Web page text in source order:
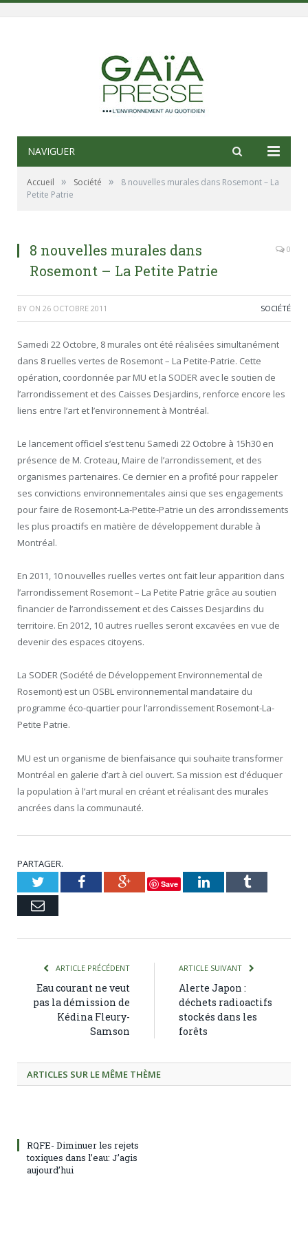
NAVIGUER
Accueil » Société »
8 nouvelles murales dans Rosemont – La
Petite Patrie
8 nouvelles murales dans
Rosemont – La Petite Patrie
0
BY ON 26 OCTOBRE 2011 SOCIÉTÉ
Samedi 22 Octobre, 8 murales ont été réalisées simultanément
dans 8 ruelles vertes de Rosemont – La Petite-Patrie. Cette
opération, coordonnée par MU et la SODER avec le soutien de
l’arrondissement et des Caisses Desjardins, renforce encore les
liens entre l’art et l’environnement à Montréal.
Le lancement officiel s’est tenu Samedi 22 Octobre à 15h30 en
présence de M. Croteau, Maire de l’arrondissement, et des
organismes partenaires. Ce dernier en a profité pour rappeler
ses convictions environnementales ainsi que ses engagements
pour faire de Rosemont-La-Petite-Patrie un des arrondissements
les plus proactifs en matière de développement durable à
Montréal.
En 2011, 10 nouvelles ruelles vertes ont fait leur apparition dans
l’arrondissement Rosemont – La Petite Patrie grâce au soutien
financier de l’arrondissement et des Caisses Desjardins du
territoire. En 2012, 10 autres ruelles seront excavées en vue de
devenir des espaces citoyens.
La SODER (Société de Développement Environnemental de
Rosemont) est un OSBL environnemental mandataire du
programme éco-quartier pour l’arrondissement Rosemont-La-
Petite Patrie.
MU est un organisme de bienfaisance qui souhaite transformer
Montréal en galerie d’art à ciel ouvert. Sa mission est d’éduquer
la population à l’art mural en créant et réalisant des murales
ancrées dans la communauté.
PARTAGER.
TwitterFacebookGoogle+
Save LinkedInTumblr
Courriel
ARTICLE PRÉCÉDENT
Eau courant ne veut
pas la démission de
Kédina Fleury-
Samson
ARTICLE SUIVANT
Alerte Japon :
déchets radioactifs
stockés dans les
forêts
ARTICLES SUR LE MÊME THÈME
RQFE- Diminuer les rejets
toxiques dans l’eau: J’agis
aujourd’hui